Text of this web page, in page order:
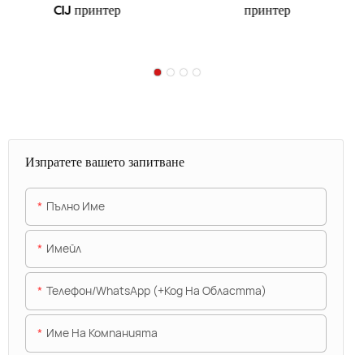
CIJ принтер
принтер
Изпратете вашето запитване
Пълно Име
Имейл
Телефон/WhatsApp (+Код На Областта)
Име На Компанията